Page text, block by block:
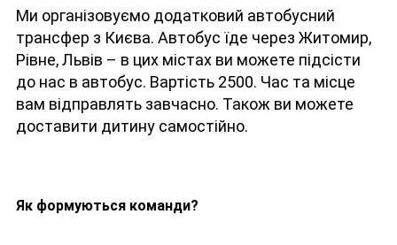
Ми організовуємо додатковий автобусний
трансфер з Києва. Автобус їде через Житомир,
Рівне, Львів – в цих містах ви можете підсісти
до нас в автобус. Вартість 2500. Час та місце
вам відправлять завчасно. Також ви можете
доставити дитину самостійно.
Як формуються команди?